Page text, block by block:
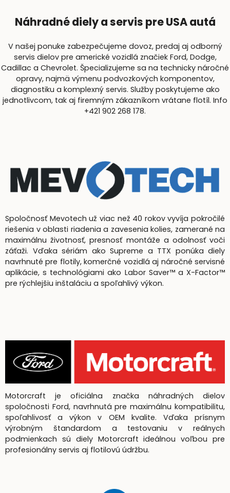
Náhradné diely a servis pre USA autá
V našej ponuke zabezpečujeme dovoz, predaj aj odborný
servis dielov pre americké vozidlá značiek Ford, Dodge,
Cadillac a Chevrolet. Špecializujeme sa na technicky náročné
opravy, najmä výmenu podvozkových komponentov,
diagnostiku a komplexný servis. Služby poskytujeme ako
jednotlivcom, tak aj firemným zákazníkom vrátane flotíl. Info
+421 902 268 178.
Spoločnosť Mevotech už viac než 40 rokov vyvíja pokročilé
riešenia v oblasti riadenia a zavesenia kolies, zamerané na
maximálnu životnosť, presnosť montáže a odolnosť voči
záťaži. Vďaka sériám ako Supreme a TTX ponúka diely
navrhnuté pre flotily, komerčné vozidlá aj náročné servisné
aplikácie, s technológiami ako Labor Saver™ a X-Factor™
pre rýchlejšiu inštaláciu a spoľahlivý výkon.
Motorcraft je oficiálna značka náhradných dielov
spoločnosti Ford, navrhnutá pre maximálnu kompatibilitu,
spoľahlivosť a výkon v OEM kvalite. Vďaka prísnym
výrobným štandardom a testovaniu v reálnych
podmienkach sú diely Motorcraft ideálnou voľbou pre
profesionálny servis aj flotilovú údržbu.